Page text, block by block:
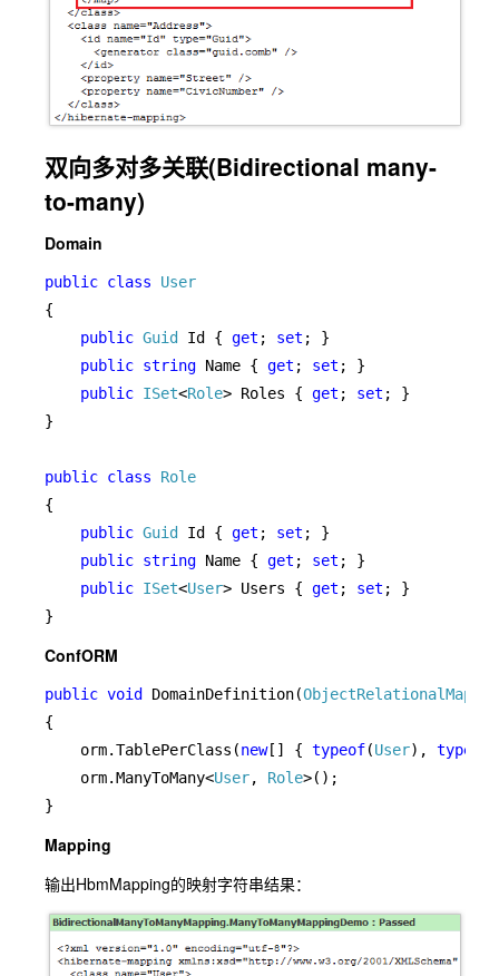
双向多对多关联(Bidirectional many-
to-many)
Domain
public class
{
public Guid Id { get ; set ; }
public string Name { get ; set ; }
public ISet<Role> Roles { get ; set ; }
}
public class
{
public Guid Id { get ; set ; }
public string Name { get ; set ; }
public ISet<User> Users { get ; set ; }
}
ConfORM
public void DomainDefinition(
{
    orm.TablePerClass(
new[] { typeof(User), typeof
    orm.ManyToMany<
User, Role>();
}
Mapping
输出HbmMapping的映射字符串结果：